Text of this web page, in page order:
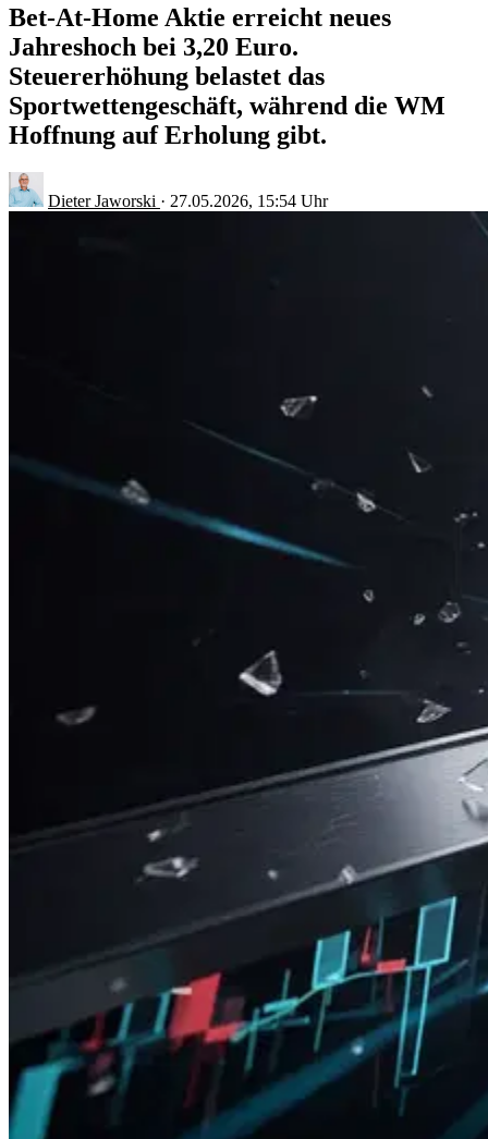
Bet-At-Home Aktie erreicht neues
Jahreshoch bei 3,20 Euro.
Steuererhöhung belastet das
Sportwettengeschäft, während die WM
Hoffnung auf Erholung gibt.
Dieter Jaworski · 27.05.2026, 15:54 Uhr